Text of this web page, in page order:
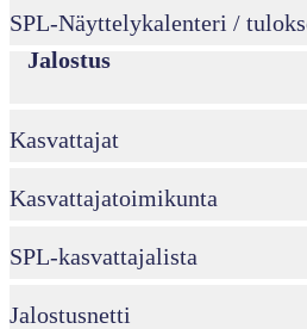
SPL-Näyttelykalenteri /
Jalostus
Kasvattajat
Kasvattajatoimikunta
SPL-kasvattajalista
Jalostusnetti